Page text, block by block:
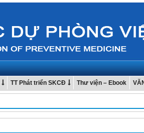
TT Phát triển SKCĐ Thư viện – Ebook